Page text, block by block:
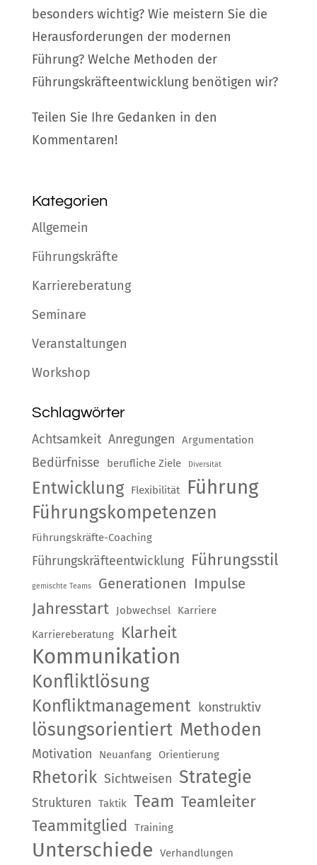
besonders wichtig? Wie meistern Sie die
Herausforderungen der modernen
Führung? Welche Methoden der
Führungskräfteentwicklung benötigen wir?
Teilen Sie Ihre Gedanken in den
Kommentaren!
Kategorien
Allgemein
Führungskräfte
Karriereberatung
Seminare
Veranstaltungen
Workshop
Schlagwörter
Achtsamkeit Anregungen Argumentation
Bedürfnisse berufliche Ziele Diversität
Entwicklung Flexibilität Führung
Führungskompetenzen
Führungskräfte-Coaching
Führungskräfteentwicklung Führungsstil
gemischte Teams Generationen Impulse
Jahresstart Jobwechsel
Karriere
Karriereberatung
Klarheit
Kommunikation
Konfliktlösung
Konfliktmanagement konstruktiv
lösungsorientiert Methoden
Motivation Neuanfang Orientierung
Rhetorik Sichtweisen Strategie
Strukturen Taktik Team Teamleiter
Teammitglied
Training
Unterschiede Verhandlungen